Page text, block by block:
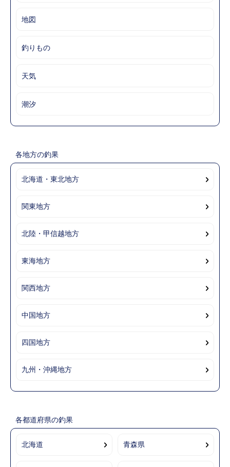
地図
釣りもの
天気
潮汐
各地方の釣果
北海道・東北地方
関東地方
北陸・甲信越地方
東海地方
関西地方
中国地方
四国地方
九州・沖縄地方
各都道府県の釣果
北海道 青森県